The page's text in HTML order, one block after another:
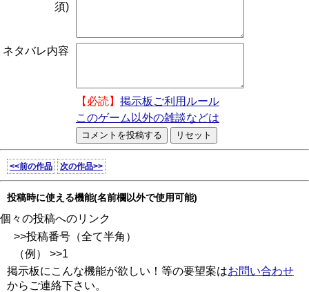
須)
ネタバレ内容
【必読】 掲示板ご利用ルール
このゲーム以外の雑談などは
<<前の作品 次の作品>>
投稿時に使える機能(名前欄以外で使用可能)
個々の投稿へのリンク
>>投稿番号（全て半角）
（例） >>1
掲示板にこんな機能が欲しい！等の要望案はお問い合わせ
からご連絡下さい。